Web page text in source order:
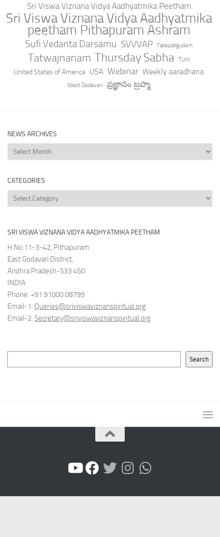
Sri Viswa Viznana Vidya Aadhyatmika Peetham
Sri Viswa Viznana Vidya Aadhyatmika
peetham Pithapuram Ashram
Sufi Vedanta Darsamu SVVVAP Tadepalligudem
Tatwajnanam Thursday Sabha Tuni
United States of America USA Webinar Weekly aaradhana
West Godavari ప్రజ్ఞానం బ్రహ్మ
NEWS ARCHIVES
News
Archives
CATEGORIES
Categories
SRI VISWA VIZNANA VIDYA AADHYATMIKA PEETHAM
H.No:11-3-42, Pithapuram
East Godavari District,
Andhra Pradesh-533 450
INDIA
Phone: +91 91000 08799
Email-1: Queries@sriviswaviznanspiritual.org
Email-2: Secretary@sriviswaviznanspiritual.org
Search